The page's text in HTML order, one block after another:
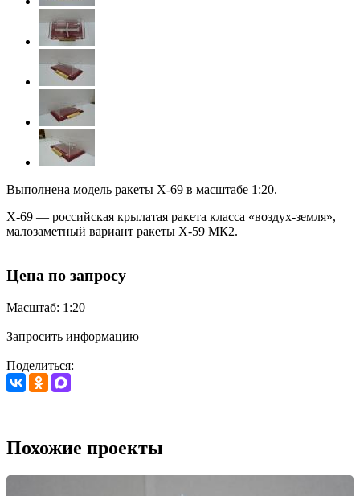
Выполнена модель ракеты Х-69 в масштабе 1:20.
Х-69 — российская крылатая ракета класса «воздух-земля»,
малозаметный вариант ракеты Х-59 МК2.
Цена по запросу
Масштаб: 1:20
Запросить информацию
Поделиться:
Похожие проекты